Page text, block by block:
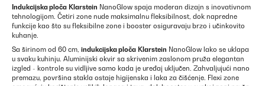
Indukcijska ploča Klarstein NanoGlow spaja moderan dizajn s inovativnom
tehnologijom. Četiri zone nude maksimalnu fleksibilnost, dok napredne
funkcije kao što su fleksibilne zone i booster osiguravaju brzo i učinkovito
kuhanje.
Sa širinom od 60 cm, indukcijska ploča Klarstein NanoGlow lako se uklapa
u svaku kuhinju. Aluminijski okvir sa skrivenim zaslonom pruža elegantan
izgled - kontrole su vidljive samo kada je uređaj uključen. Zahvaljujući nano
premazu, površina stakla ostaje higijenska i laka za čišćenje. Flexi zone